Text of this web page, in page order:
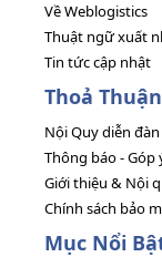
Về Weblogistics
Thuật ngữ xuất
Tin tức cập nhật
Thoả Thuận
Nội Quy diễn đàn
Thông báo - Góp
Giới thiệu & Nội
Chính sách bảo
Mục Nổi